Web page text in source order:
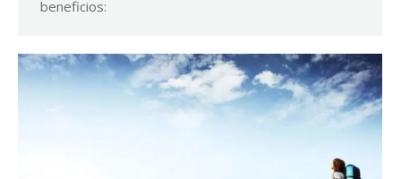
beneficios: